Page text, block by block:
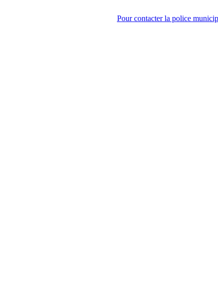
Pour contacter la police